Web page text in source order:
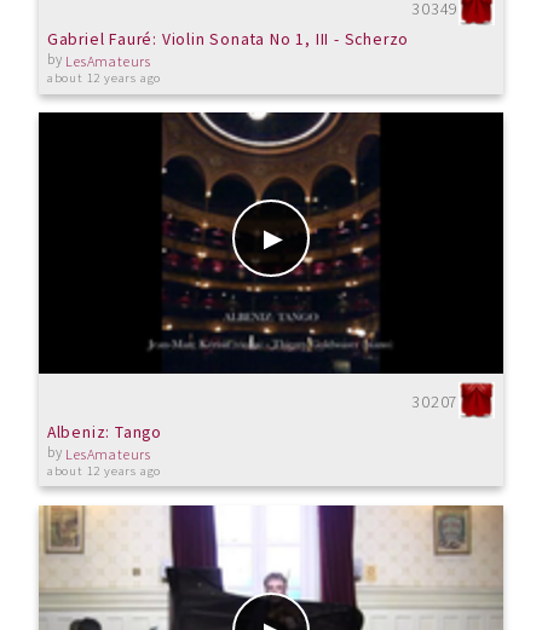
30349
Gabriel Fauré: Violin Sonata No 1, III - Scherzo
by LesAmateurs
about 12 years ago
30207
Albeniz: Tango
by LesAmateurs
about 12 years ago